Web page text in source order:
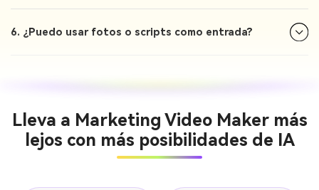
6. ¿Puedo usar fotos o scripts como entrada?
Lleva a Marketing Video Maker más
lejos con más posibilidades de IA